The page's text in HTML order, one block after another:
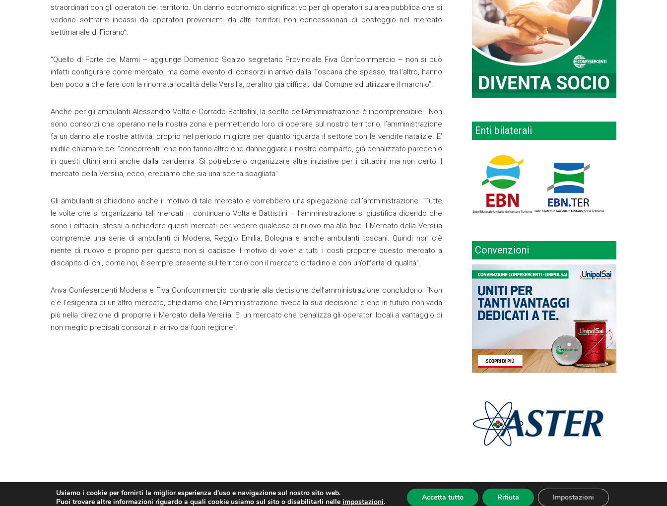
straordinari con gli operatori del territorio. Un danno economico significativo per gli operatori su area pubblica che si
vedono sottrarre incassi da operatori provenienti da altri territori non concessionari di posteggio nel mercato
settimanale di Fiorano”.
“Quello di Forte dei Marmi – aggiunge Domenico Scalzo segretario Provinciale Fiva Confcommercio – non si può
infatti configurare come mercato, ma come evento di consorzi in arrivo dalla Toscana che spesso, tra l’altro, hanno
ben poco a che fare con la rinomata località della Versilia, peraltro già diffidati dal Comune ad utilizzare il marchio”.
Anche per gli ambulanti Alessandro Volta e Corrado Battistini, la scelta dell’Amministrazione è incomprensibile: “Non
sono consorzi che operano nella nostra zona e permettendo loro di operare sul nostro territorio, l’amministrazione
fa un danno alle nostre attività, proprio nel periodo migliore per quanto riguarda il settore con le vendite natalizie. E’
inutile chiamare dei “concorrenti” che non fanno altro che danneggiare il nostro comparto, già penalizzato parecchio
in questi ultimi anni anche dalla pandemia. Si potrebbero organizzare altre iniziative per i cittadini ma non certo il
mercato della Versilia, ecco, crediamo che sia una scelta sbagliata”.
Gli ambulanti si chiedono anche il motivo di tale mercato e vorrebbero una spiegazione dall’amministrazione: “Tutte
le volte che si organizzano tali mercati – continuano Volta e Battistini – l’amministrazione si giustifica dicendo che
sono i cittadini stessi a richiedere questi mercati per vedere qualcosa di nuovo ma alla fine il Mercato della Versilia
comprende una serie di ambulanti di Modena, Reggio Emilia, Bologna e anche ambulanti toscani. Quindi non c’è
niente di nuovo e proprio per questo non si capisce il motivo di voler a tutti i costi proporre questo mercato a
discapito di chi, come noi, è sempre presente sul territorio con il mercato cittadino e con un’offerta di qualità”.
Anva Confesercenti Modena e Fiva Confcommercio contrarie alla decisione dell’amministrazione concludono: “Non
c’è l’esigenza di un altro mercato, chiediamo che l’Amministrazione riveda la sua decisione e che in futuro non vada
più nella direzione di proporre il Mercato della Versilia. E’ un mercato che penalizza gli operatori locali a vantaggio di
non meglio precisati consorzi in arrivo da fuori regione”.
Enti bilaterali
Convenzioni
© Confesercenti | Ufficio stampa: Via Nazionale, 60 00184 Roma fax: 06 4746886 | Sito web sviluppato dadm3
Usiamo i cookie per fornirti la miglior esperienza d'uso e navigazione sul nostro sito web.
Puoi trovare altre informazioni riguardo a quali cookie usiamo sul sito o disabilitarli nelle impostazioni. Accetta tutto Rifiuta Impostazioni